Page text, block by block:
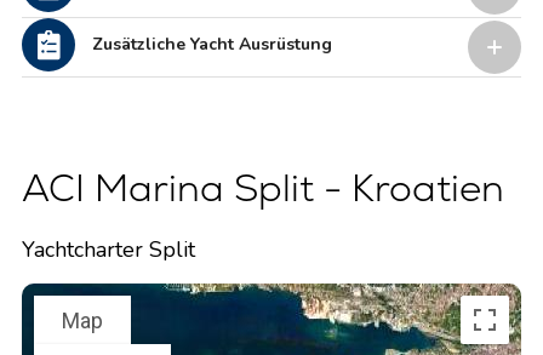
Zusätzliche Yacht Ausrüstung
ACI Marina Split - Kroatien
Yachtcharter Split
Map